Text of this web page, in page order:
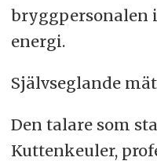
bryggpersonalen
energi.
Självseglande
Den talare som
Kuttenkeuler,